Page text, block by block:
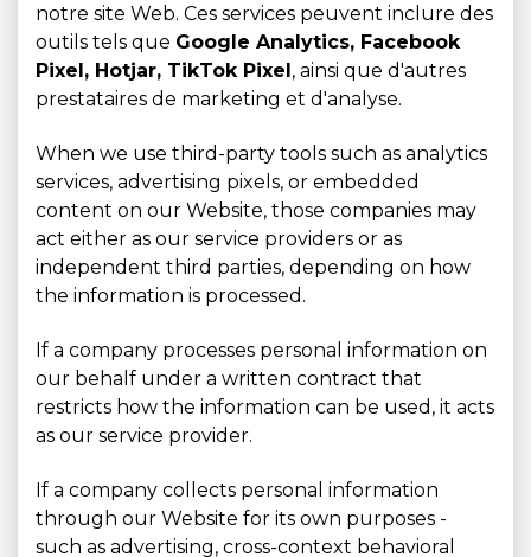
notre site Web. Ces services peuvent inclure des
outils tels que Google Analytics, Facebook
Pixel, Hotjar, TikTok Pixel, ainsi que d'autres
prestataires de marketing et d'analyse.
When we use third-party tools such as analytics
services, advertising pixels, or embedded
content on our Website, those companies may
act either as our service providers or as
independent third parties, depending on how
the information is processed.
If a company processes personal information on
our behalf under a written contract that
restricts how the information can be used, it acts
as our service provider.
If a company collects personal information
through our Website for its own purposes -
such as advertising, cross-context behavioral